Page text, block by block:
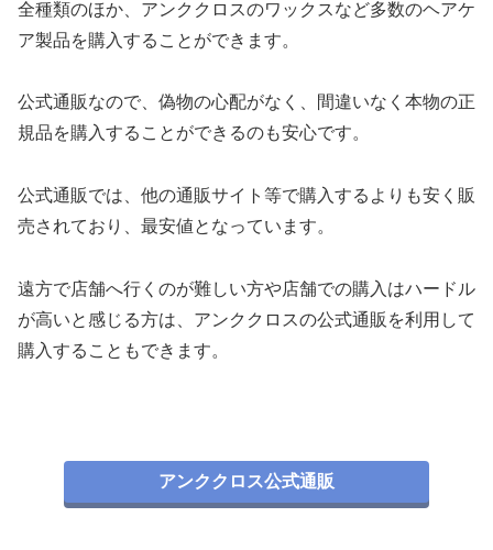
全種類のほか、アンククロスのワックスなど多数のヘアケ
ア製品を購入することができます。
公式通販なので、偽物の心配がなく、間違いなく本物の正
規品を購入することができるのも安心です。
公式通販では、他の通販サイト等で購入するよりも安く販
売されており、最安値となっています。
遠方で店舗へ行くのが難しい方や店舗での購入はハードル
が高いと感じる方は、アンククロスの公式通販を利用して
購入することもできます。
アンククロス公式通販